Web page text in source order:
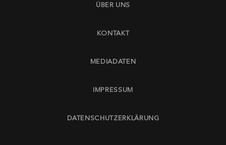
ÜBER UNS
KONTAKT
MEDIADATEN
IMPRESSUM
DATENSCHUTZERKLÄRUNG